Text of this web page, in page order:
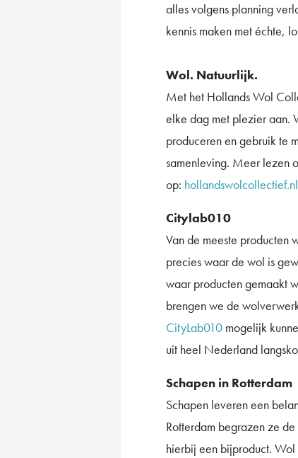
alles volgens planning
kennis maken met échte,
Wol. Natuurlijk.
Met het Hollands Wol
elke dag met plezier aan.
produceren en gebruik te
samenleving. Meer lezen
op:
Citylab010
Van de meeste producten
precies waar de wol is
waar producten gemaakt
brengen we de
CityLab010mogelijk
uit heel Nederland
Schapen in Rotterdam
Schapen leveren een
Rotterdam begrazen ze
hierbij een bijproduct.